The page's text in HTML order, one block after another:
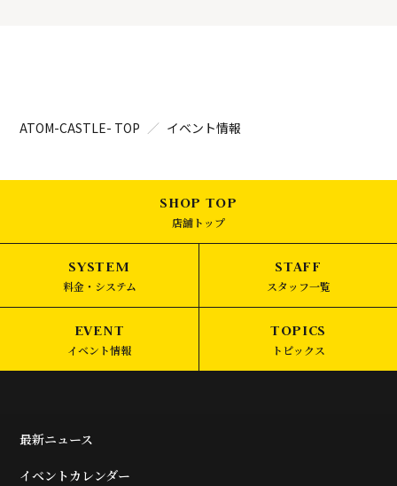
ATOM-CASTLE- TOP イベント情報
店舗トップ
料金・システム スタッフ一覧
イベント情報 トピックス
最新ニュース
イベントカレンダー